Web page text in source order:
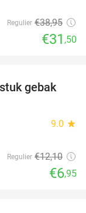
Regulier €38,95
€31 ,50
43%
gebak
9.0 star
Regulier €12,10
€6,95